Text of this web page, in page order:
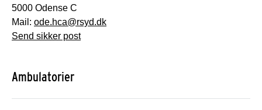
5000 Odense C
Mail: ode.hca@rsyd.dk
Send sikker post
Ambulatorier